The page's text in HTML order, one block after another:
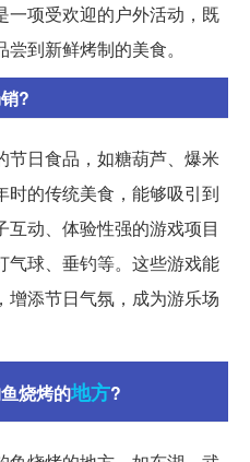
一项受欢迎的户外活动，既
到新鲜烤制的美食。
?
节日食品，如糖葫芦、爆米
时的传统美食，能够吸引到
动、体验性强的游戏项目
气球、垂钓等。这些游戏能
增添节日气氛，成为游乐场
烧烤的地方?